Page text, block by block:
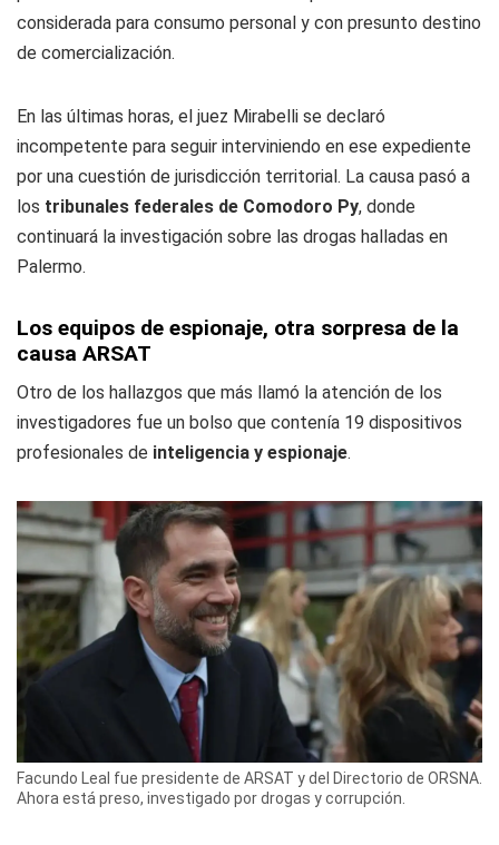
considerada para consumo personal y con presunto destino
de comercialización.
En las últimas horas, el juez Mirabelli se declaró
incompetente para seguir interviniendo en ese expediente
por una cuestión de jurisdicción territorial. La causa pasó a
los tribunales federales de Comodoro Py, donde
continuará la investigación sobre las drogas halladas en
Palermo.
Los equipos de espionaje, otra sorpresa de la
causa ARSAT
Otro de los hallazgos que más llamó la atención de los
investigadores fue un bolso que contenía 19 dispositivos
profesionales de inteligencia y espionaje.
Facundo Leal fue presidente de ARSAT y del Directorio de ORSNA.
Ahora está preso, investigado por drogas y corrupción.